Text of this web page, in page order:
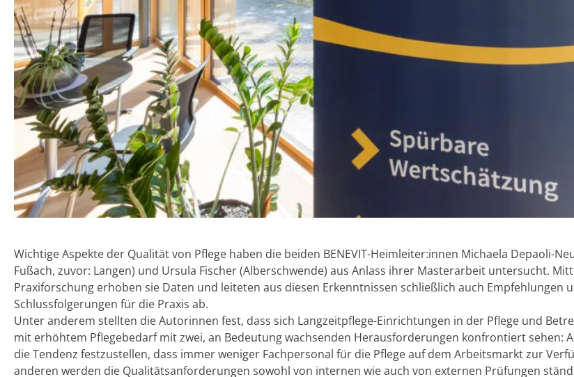
Wichtige Aspekte der Qualität von Pflege haben die beiden BENEVIT-Heimleiter:innen Michaela Depaoli-
Fußach, zuvor: Langen) und Ursula Fischer (Alberschwende) aus Anlass ihrer Masterarbeit untersucht.
Praxiforschung erhoben sie Daten und leiteten aus diesen Erkenntnissen schließlich auch Empfehlungen
Schlussfolgerungen für die Praxis ab.
Unter anderem stellten die Autorinnen fest, dass sich Langzeitpflege-Einrichtungen in der Pflege und
mit erhöhtem Pflegebedarf mit zwei, an Bedeutung wachsenden Herausforderungen konfrontiert sehen:
die Tendenz festzustellen, dass immer weniger Fachpersonal für die Pflege auf dem Arbeitsmarkt zur
anderen werden die Qualitätsanforderungen sowohl von internen wie auch von externen Prüfungen